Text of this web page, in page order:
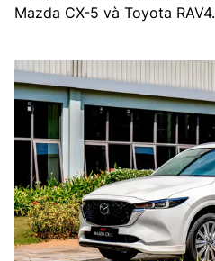
Mazda CX-5 và Toyota RAV4.